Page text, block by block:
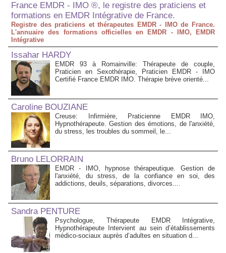
France EMDR - IMO ®, le registre des praticiens et
formations en EMDR Intégrative de France.
Registre des praticiens et thérapeutes EMDR - IMO de France.
L'annuaire des formations officielles en EMDR - IMO, EMDR
Intégrative
Issahar HARDY
EMDR 93 à Romainville: Thérapeute de couple,
Praticien en Sexothérapie, Praticien EMDR - IMO
Certifié France EMDR IMO. Thérapie brève orienté...
Caroline BOUZIANE
Creuse: Infirmière, Praticienne EMDR IMO,
Hypnothérapeute. Gestion des émotions, de l'anxiété,
du stress, les troubles du sommeil, le...
Bruno LELORRAIN
EMDR - IMO, hypnose thérapeutique. Gestion de
l'anxiété, du stress, de la confiance en soi, des
addictions, deuils, séparations, divorces....
Sandra PENTURE
Psychologue, Thérapeute EMDR Intégrative,
Hypnothérapeute Intervient au sein d’établissements
médico‑sociaux auprès d’adultes en situation d...